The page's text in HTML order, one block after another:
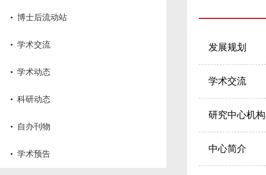
· 博士后流动站
· 学术交流
· 学术动态
· 科研动态
· 自办刊物
· 学术预告
发展规划
学术交流
研究中心机
中心简介